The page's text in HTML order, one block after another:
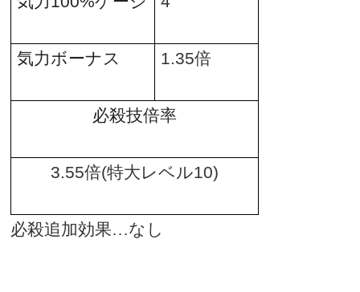
気力ボーナス 1.35倍
必殺技倍率
3.55倍(特大レベル10)
必殺追加効果…なし